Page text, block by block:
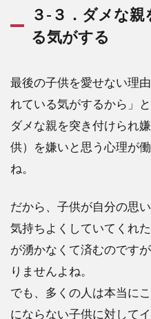
３-３．ダメな
る気がする
最後の子供を愛せない理
れている気がするから」
ダメな親を突き付けられ
供）を嫌いと思う心理が
ね。
だから、子供が自分の思
気持ちよくしていてくれ
が湧かなくて済むのです
りませんよね。
でも、多くの人は本当に
にならない子供に対して